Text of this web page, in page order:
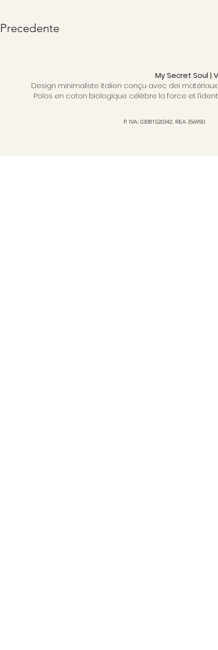
Precedente
My Secret Soul |
Design minimaliste italien conçu avec dei
Polos en coton biologique célèbre la force et
P. IVA: 03081520342. REA 356950